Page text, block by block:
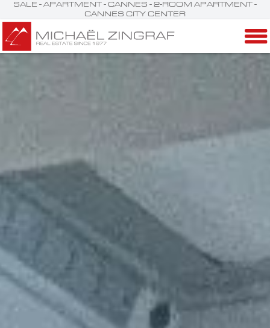
SALE - APARTMENT - CANNES - 2-ROOM APARTMENT -
CANNES CITY CENTER